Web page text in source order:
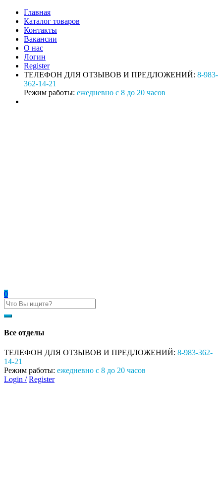
Главная
Каталог товаров
Контакты
Вакансии
О нас
Логин
Register
ТЕЛЕФОН ДЛЯ ОТЗЫВОВ И ПРЕДЛОЖЕНИЙ: 8-983-
362-14-21
Режим работы: ежедневно с 8 до 20 часов
0
Все отделы
ТЕЛЕФОН ДЛЯ ОТЗЫВОВ И ПРЕДЛОЖЕНИЙ: 8-983-362-
14-21
Режим работы: ежедневно с 8 до 20 часов
Login / Register